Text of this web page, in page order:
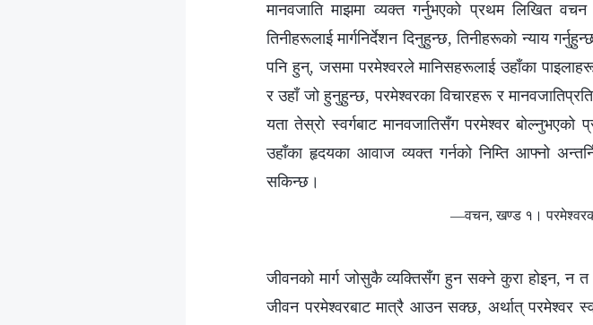
मानवजाति माझमा व्यक्त गर्नुभएको प्रथम लिखित वचन
तिनीहरूलाई मार्गनिर्देशन दिनुहुन्छ, तिनीहरूको न्याय
पनि हुन्, जसमा परमेश्‍वरले मानिसहरूलाई उहाँका
र उहाँ जो हुनुहुन्छ, परमेश्‍वरका विचारहरू र
यता तेस्रो स्वर्गबाट मानवजातिसँग परमेश्‍वर बोल्‍नुभएको
उहाँका हृदयका आवाज व्यक्त गर्नको निम्ति आफ्नो
सकिन्छ।
—वचन, खण्ड १। परमेश्‍वरको
जीवनको मार्ग जोसुकै व्यक्तिसँग हुन सक्ने कुरा होइन, न
जीवन परमेश्‍वरबाट मात्रै आउन सक्छ, अर्थात् परमेश्‍वर